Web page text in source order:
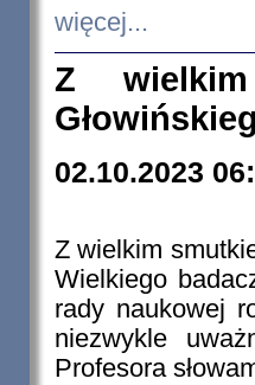
więcej...
Z
02.10.2023
Z wielkim
Wielkiego
rady naukowej
niezwykle
Profesora